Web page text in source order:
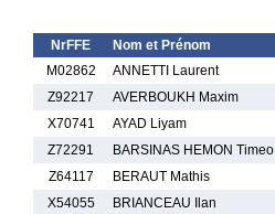
NrFFE Nom et Prénom
M02862
ANNETTI Laurent
Z92217
AVERBOUKH Maxim
X70741
AYAD Liyam
Z72291
BARSINAS HEMON Timeo
Z64117
BERAUT Mathis
X54055
BRIANCEAU Ilan